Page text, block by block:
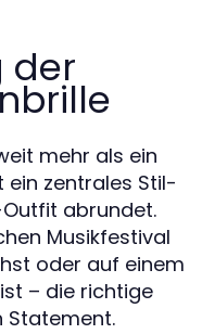
der
mehr als ein
ein zentrales Stil-
abrundet.
Musikfestival
oder auf einem
– die richtige
Statement.